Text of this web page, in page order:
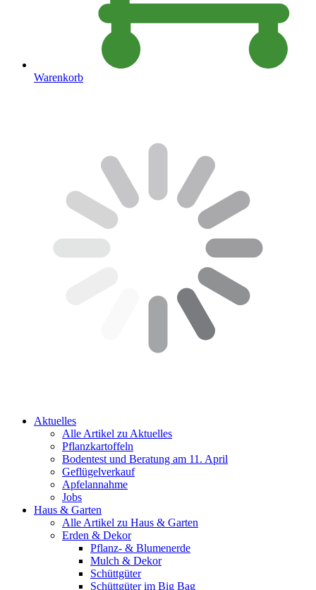
Warenkorb
Aktuelles
Alle Artikel zu Aktuelles
Pflanzkartoffeln
Bodentest und Beratung am 11. April
Geflügelverkauf
Apfelannahme
Jobs
Haus & Garten
Alle Artikel zu Haus & Garten
Erden & Dekor
Pflanz- & Blumenerde
Mulch & Dekor
Schüttgüter
Schüttgüter im Big Bag